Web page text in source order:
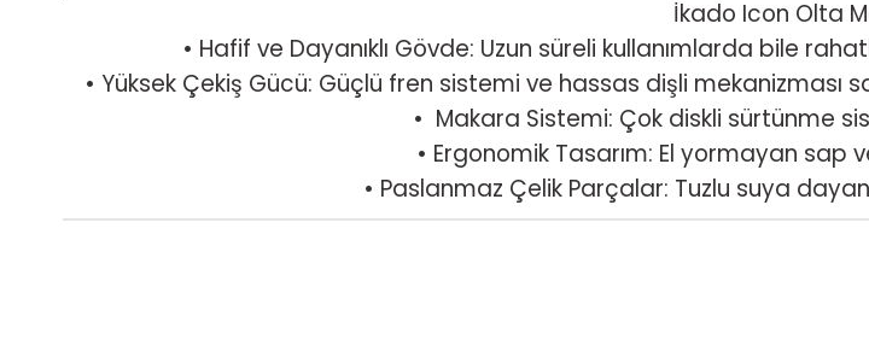
İkado Icon Olta
• Hafif ve Dayanıklı Gövde: Uzun süreli kullanımlarda bile
• Yüksek Çekiş Gücü: Güçlü fren sistemi ve hassas dişli
• Makara Sistemi: Çok diskli sürtünme
• Ergonomik Tasarım: El yormayan sap
• Paslanmaz Çelik Parçalar: Tuzlu suya